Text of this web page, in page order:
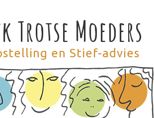
Trotse Moeders
en Stief-advies